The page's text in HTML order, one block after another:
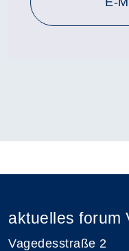
aktuelles forum
Vagedesstraße 2